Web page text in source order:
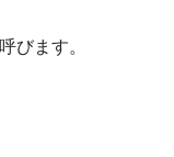
びます。